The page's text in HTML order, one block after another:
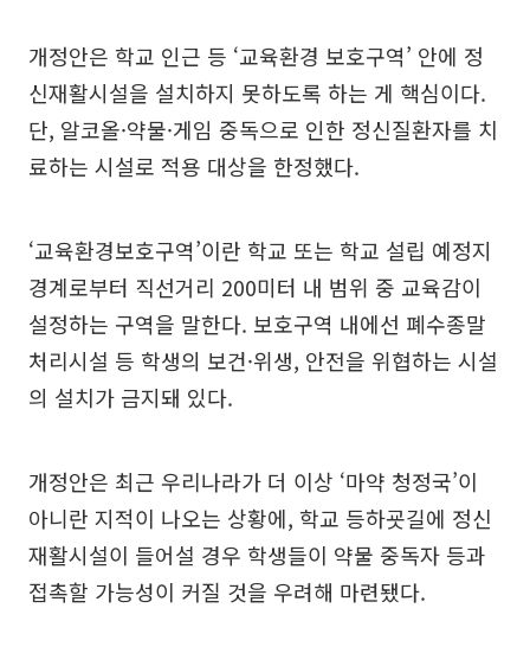
개정안은 학교 인근 등 ‘교육환경 보호구역’ 안에 정
신재활시설을 설치하지 못하도록 하는 게 핵심이다.
단, 알코올·약물·게임 중독으로 인한 정신질환자를 치
료하는 시설로 적용 대상을 한정했다.
‘교육환경보호구역’이란 학교 또는 학교 설립 예정지
경계로부터 직선거리 200미터 내 범위 중 교육감이
설정하는 구역을 말한다. 보호구역 내에선 폐수종말
처리시설 등 학생의 보건·위생, 안전을 위협하는 시설
의 설치가 금지돼 있다.
개정안은 최근 우리나라가 더 이상 ‘마약 청정국’이
아니란 지적이 나오는 상황에, 학교 등하굣길에 정신
재활시설이 들어설 경우 학생들이 약물 중독자 등과
접촉할 가능성이 커질 것을 우려해 마련됐다.